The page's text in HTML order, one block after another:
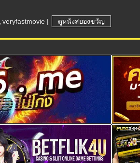
veryfastmovie | ดูหนังสยองขวัญ